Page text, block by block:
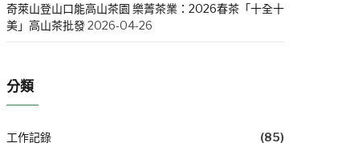
奇萊山登山口能高山茶園 樂菁茶業：2026春茶「十全十
美」高山茶批發2026-04-26
分類
工作記錄
(85)